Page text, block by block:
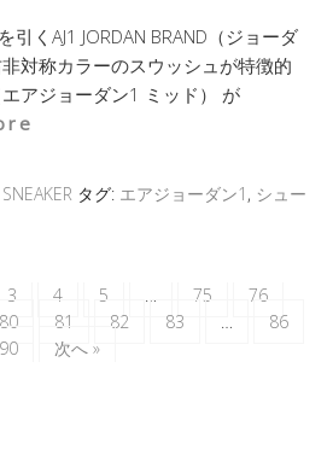
くAJ1 JORDAN BRAND（ジョーダ
対称カラーのスウッシュが特徴的
エアジョーダン1 ミッド） が
SNEAKER タグ: エアジョーダン1 , シュー
3 4 5 … 75
76
80 81 82 83 …
86
90 次へ »